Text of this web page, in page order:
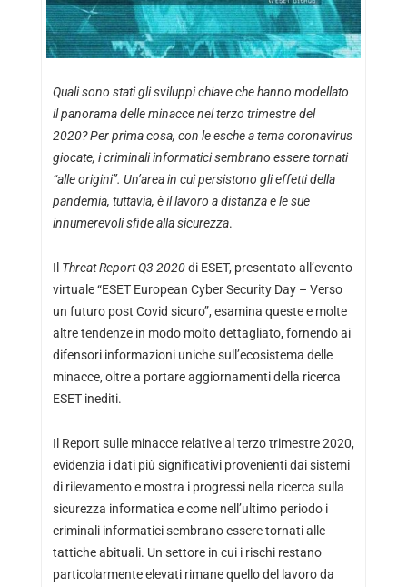
Quali sono stati gli sviluppi chiave che hanno modellato
il panorama delle minacce nel terzo trimestre del
2020? Per prima cosa, con le esche a tema coronavirus
giocate, i criminali informatici sembrano essere tornati
“alle origini”. Un’area in cui persistono gli effetti della
pandemia, tuttavia, è il lavoro a distanza e le sue
innumerevoli sfide alla sicurezza.
Il Threat Report Q3 2020di ESET, presentato all’evento
virtuale “ESET European Cyber Security Day – Verso
un futuro post Covid sicuro”, esamina queste e molte
altre tendenze in modo molto dettagliato, fornendo ai
difensori informazioni uniche sull’ecosistema delle
minacce, oltre a portare aggiornamenti della ricerca
ESET inediti.
Il Report sulle minacce relative al terzo trimestre 2020,
evidenzia i dati più significativi provenienti dai sistemi
di rilevamento e mostra i progressi nella ricerca sulla
sicurezza informatica e come nell’ultimo periodo i
criminali informatici sembrano essere tornati alle
tattiche abituali. Un settore in cui i rischi restano
particolarmente elevati rimane quello del lavoro da